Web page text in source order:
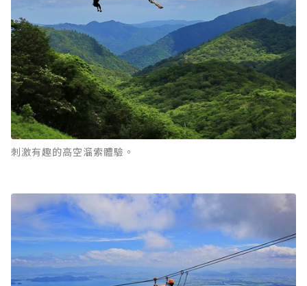
刺激有趣的高空溜索體驗。